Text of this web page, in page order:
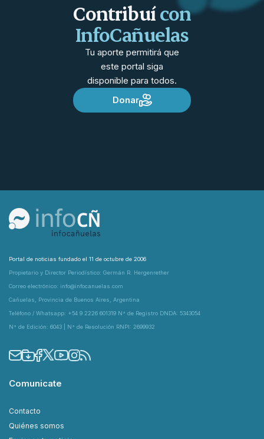
Contribuícon
InfoCañuelas
Tu aporte permitirá que
este portal siga
disponible para todos.
Donar
Portal de noticias fundado el 11 de octubre de 2006
Propietario y Director Periodístico: Germán R. Hergenrether
Correo electrónico: info@infocanuelas.com
Cañuelas, Provincia de Buenos Aires, Argentina
Teléfono / Whatsapp: +54 9 2226 601319 N° de Registro DNDA: 5343054
N° de Edición: 6043 | N° de Resolución RNPI: 2699932
Comunicate
Contacto
Quiénes somos